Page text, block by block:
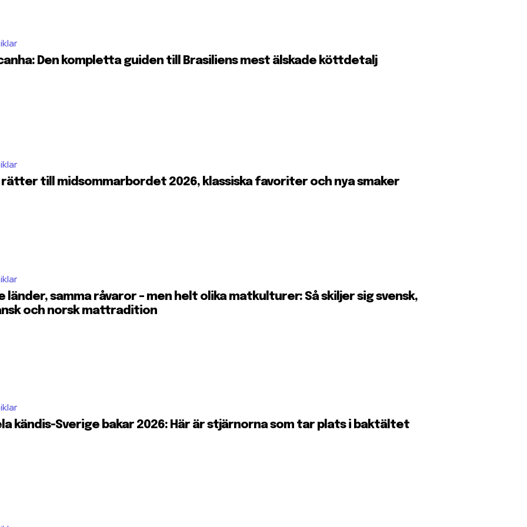
Den kompletta guiden till Brasiliens mest älskade köttdetalj
rätter till midsommarbordet 2026, klassiska favoriter och nya smaker
länder, samma råvaror – men helt olika matkulturer: Så skiljer sig svensk,
och norsk mattradition
kändis-Sverige bakar 2026: Här är stjärnorna som tar plats i baktältet